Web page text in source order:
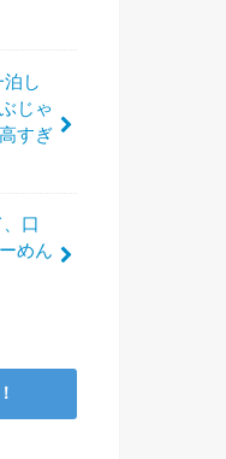
し
じゃ
すぎ
口
めん